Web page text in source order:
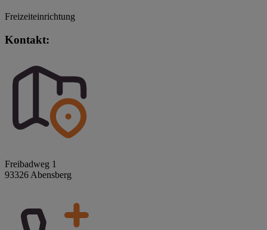
Freizeiteinrichtung
Kontakt:
Freibadweg 1
93326 Abensberg